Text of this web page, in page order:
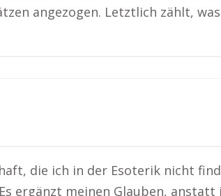
angezogen. Letztlich zählt,
die ich in der Esoterik nicht
ergänzt meinen Glauben, anstatt